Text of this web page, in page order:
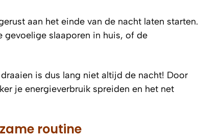
aan het einde van de nacht laten starten.
gevoelige slaaporen in huis, of de
is dus lang niet altijd de nacht! Door
je energieverbruik spreiden en het net
routine